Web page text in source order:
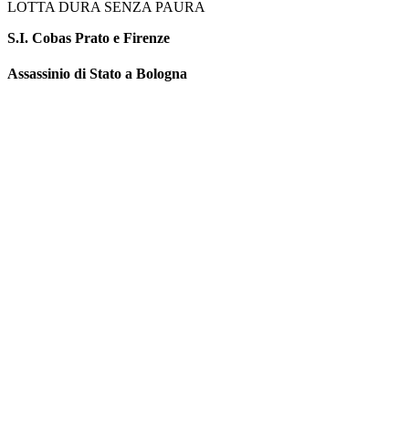
LOTTA DURA SENZA PAURA
S.I. Cobas Prato e Firenze
Assassinio di Stato a Bologna